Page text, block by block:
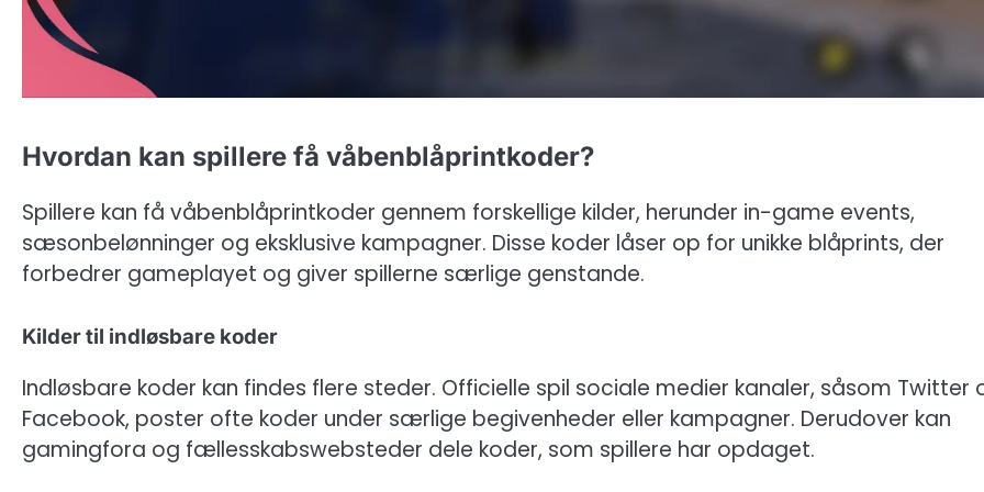
Hvordan kan spillere få våbenblåprintkoder?
Spillere kan få våbenblåprintkoder gennem forskellige kilder, herunder in-game events,
sæsonbelønninger og eksklusive kampagner. Disse koder låser op for unikke blåprints, der
forbedrer gameplayet og giver spillerne særlige genstande.
Kilder til indløsbare koder
Indløsbare koder kan findes flere steder. Officielle spil sociale medier kanaler, såsom Twitter
Facebook, poster ofte koder under særlige begivenheder eller kampagner. Derudover kan
gamingfora og fællesskabswebsteder dele koder, som spillere har opdaget.